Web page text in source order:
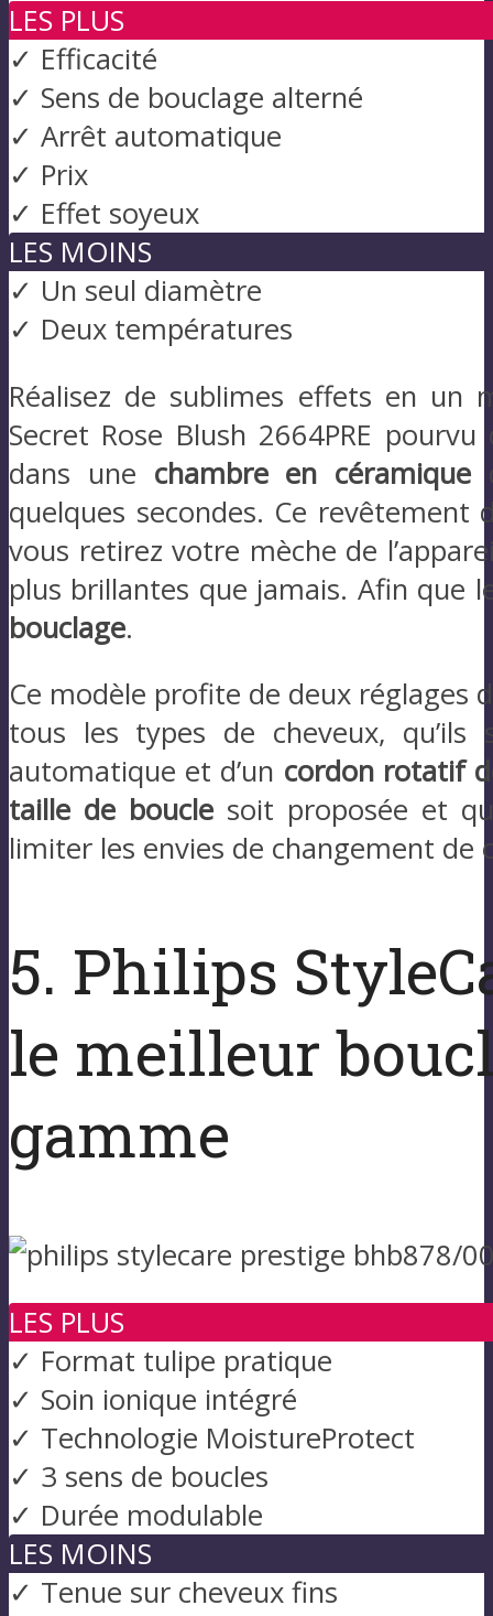
LES PLUS
✓ Efficacité
✓ Sens de bouclage alterné
✓ Arrêt automatique
✓ Prix
✓ Effet soyeux
LES MOINS
✓ Un seul diamètre
✓ Deux températures
Réalisez de sublimes effets en un
Secret Rose Blush 2664PRE
dans une chambre en céramique
quelques secondes. Ce revêtement
vous retirez votre mèche de
plus brillantes que jamais. Afin
bouclage.
Ce modèle profite de deux réglages
tous les types de cheveux,
automatique et d’un cordon rotatif
taille de boucle soit proposée et
limiter les envies de changement de
5. Philips
le meilleur
gamme
LES PLUS
✓ Format tulipe pratique
✓ Soin ionique intégré
✓ Technologie MoistureProtect
✓ 3 sens de boucles
✓ Durée modulable
LES MOINS
✓ Tenue sur cheveux fins